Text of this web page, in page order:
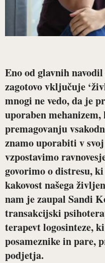
Eno od glavnih
zagotovo vključuje
mnogi ne vedo, da je
uporaben
premagovanju
znamo uporabiti v
vzpostavimo
govorimo o distresu,
kakovost našega
nam je zaupal Sandi
transakcijski
terapevt logosinteze,
posameznike in pare,
podjetja.